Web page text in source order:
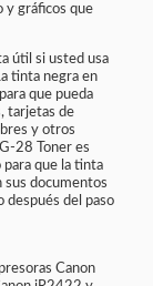
y gráficos que
útil si usted usa
tinta negra en
que pueda
tarjetas de
y otros
28 Toner es
que la tinta
sus documentos
después del paso
Canon